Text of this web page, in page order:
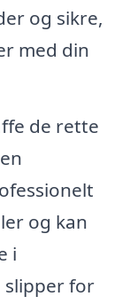
og sikre,
med din
de rette
og kan
i
slipper for